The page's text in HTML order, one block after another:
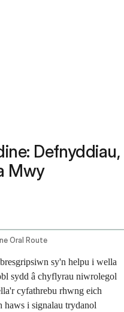
Defnyddiau,
Mwy
Oral Route
sy'n helpu i wella
sydd â chyflyrau niwrolegol
cyfathrebu rhwng eich
haws i signalau trydanol